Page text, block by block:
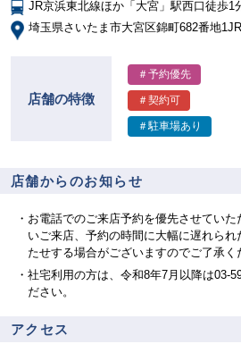
JR京浜東北線ほか「大宮」駅西口徒歩1
埼玉県さいたま市大宮区錦町682番地
店舗の特徴
＃予約優先
＃契約可
＃駐車場あり
店舗からのお知らせ
お電話でのご来店予約を優先させてい
いご来店、予約の時間に大幅に遅れら
たせする場合がございますのでご了承く
社宅利用の方は、令和8年7月以降は03-
ださい。
アクセス